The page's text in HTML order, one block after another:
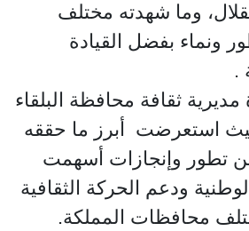
وما شهدته مختلف
ونماء بفضل القيادة
.
ثقافة محافظة البلقاء
استعرضت أبرز ما حققه
تطور وإنجازات أسهمت
ودعم الحركة الثقافية
محافظات المملكة.